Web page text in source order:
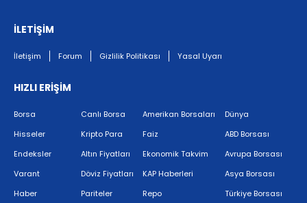
İLETİŞİM
İletişim Forum Gizlilik Politikası Yasal Uyarı
HIZLI ERİŞİM
Borsa
Hisseler
Endeksler
Varant
Haber
Canlı Borsa
Kripto Para
Altın Fiyatları
Döviz Fiyatları
Pariteler
Amerikan Borsaları
Faiz
Ekonomik Takvim
KAP Haberleri
Repo
Dünya
ABD Borsası
Avrupa Borsası
Asya Borsası
Türkiye Borsası